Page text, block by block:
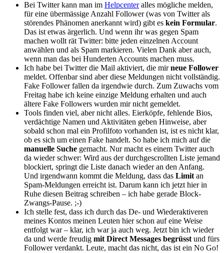
Bei Twitter kann man im Helpcenteralles mögliche melden,
für eine übermässige Anzahl Follower (was von Twitter als
störendes Phänomen anerkannt wird) gibt es kein Formular.
Das ist etwas ärgerlich. Und wenn ihr was gegen Spam
machen wollt rät Twitter: bitte jeden einzelnen Account
anwählen und als Spam markieren. Vielen Dank aber auch,
wenn man das bei Hunderten Accounts machen muss.
Ich habe bei Twitter die Mail aktiviert, die mirneue Follower
meldet. Offenbar sind aber diese Meldungen nicht vollständig.
Fake Follower fallen da irgendwie durch. Zum Zuwachs vom
Freitag habe ich keine einzige Meldung erhalten und auch
ältere Fake Followers wurden mir nicht gemeldet.
Tools finden viel, aber nicht alles. Eierköpfe, fehlende Bios,
verdächtige Namen und Aktivitäten geben Hinweise, aber
sobald schon mal ein Profilfoto vorhanden ist, ist es nicht klar,
ob es sich um einen Fake handelt. So habe ich mich auf die
manuelle Suche gemacht. Nur macht es einem Twitter auch
da wieder schwer: Wird aus der durchgescrollten Liste jemand
blockiert, springt die Liste danach wieder an den Anfang.
Und irgendwann kommt die Meldung, dass das Limit an
Spam-Meldungen erreicht ist. Darum kann ich jetzt hier in
Ruhe diesen Beitrag schreiben – ich habe gerade Block-
Zwangs-Pause. ;-)
Ich stelle fest, dass ich durch das De- und Wiederaktiveren
meines Kontos meinen Leuten hier schon auf eine Weise
entfolgt war – klar, ich war ja auch weg. Jetzt bin ich wieder
da und werde freudig mit Direct Messages begrüsst und fürs
Follower verdankt. Leute, macht das nicht, das ist ein No Go!